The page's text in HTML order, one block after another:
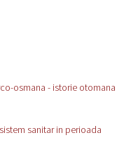
osmana - istorie otomana
sanitar in perioada